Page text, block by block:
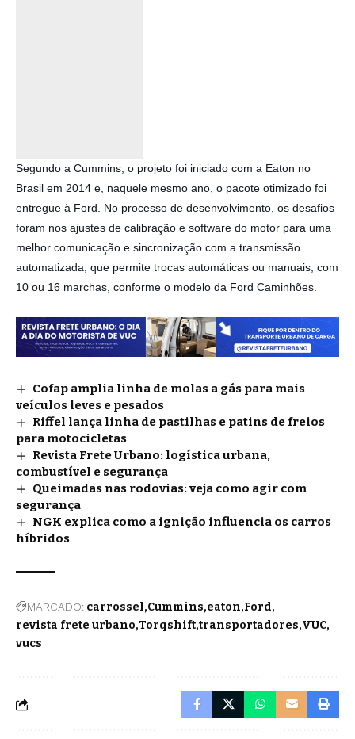
Segundo a Cummins, o projeto foi iniciado com a Eaton no
Brasil em 2014 e, naquele mesmo ano, o pacote otimizado foi
entregue à Ford. No processo de desenvolvimento, os desafios
foram nos ajustes de calibração e software do motor para uma
melhor comunicação e sincronização com a transmissão
automatizada, que permite trocas automáticas ou manuais, com
10 ou 16 marchas, conforme o modelo da Ford Caminhões.
Cofap amplia linha de molas a gás para mais
veículos leves e pesados
Riffel lança linha de pastilhas e patins de freios
para motocicletas
Revista Frete Urbano: logística urbana,
combustível e segurança
Queimadas nas rodovias: veja como agir com
segurança
NGK explica como a ignição influencia os carros
híbridos
MARCADO: carrossel Cummins eaton Ford
revista frete urbano Torqshift transportadores VUC
vucs